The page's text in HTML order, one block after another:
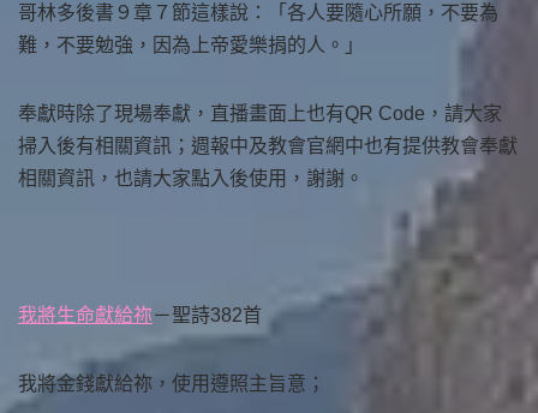
哥林多後書９章７節這樣說：「各人要隨心所願，不要為
難，不要勉強，因為上帝愛樂捐的人。」
奉獻時除了現場奉獻，直播畫面上也有QR Code，請大家
掃入後有相關資訊；週報中及教會官網中也有提供教會奉獻
相關資訊，也請大家點入後使用，謝謝。
我將生命獻給祢－聖詩382首
我將金錢獻給祢，使用遵照主旨意；